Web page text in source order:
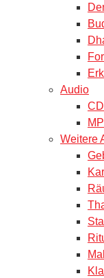
Audio
Weitere